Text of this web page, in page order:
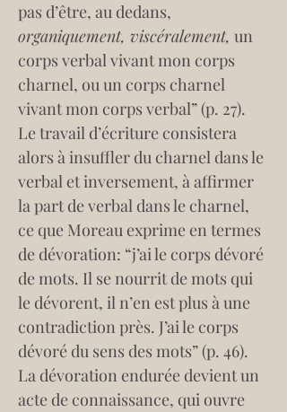
pas d’être, au dedans,
organiquement, viscéralement, un
corps verbal vivant mon corps
charnel, ou un corps charnel
vivant mon corps verbal” (p. 27).
Le travail d’écriture consistera
alors à insuffler du charnel dans le
verbal et inversement, à affirmer
la part de verbal dans le charnel,
ce que Moreau exprime en termes
de dévoration: “j’ai le corps dévoré
de mots. Il se nourrit de mots qui
le dévorent, il n’en est plus à une
contradiction près. J’ai le corps
dévoré du sens des mots” (p. 46).
La dévoration endurée devient un
acte de connaissance, qui ouvre